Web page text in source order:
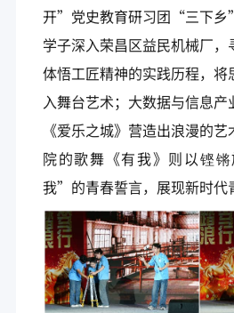
开”党史教育研习团“三下乡
学子深入荣昌区益民机械厂，
体悟工匠精神的实践历程，将
入舞台艺术；大数据与信息
《爱乐之城》营造出浪漫的
院的歌舞《有我》则以铿
我”的青春誓言，展现新时代